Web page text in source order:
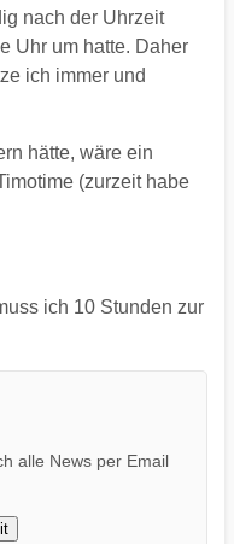
nach der Uhrzeit
Uhr um hatte. Daher
ich immer und
hätte, wäre ein
(zurzeit habe
ich 10 Stunden zur
alle News per Email